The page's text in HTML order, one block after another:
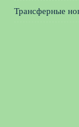
Трансферные